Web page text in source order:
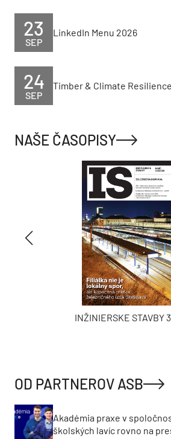
SEP
23 LinkedIn Menu 2026
SEP
24 Timber & Climate
NAŠE ČASOPISY
INŽINIERSKE STAVBY
OD PARTNEROV ASB
Akadémia praxe v
školských lavíc rovno na